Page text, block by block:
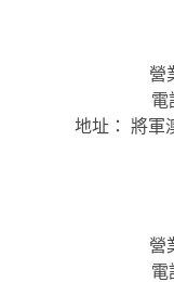
營
電
地址： 將軍
營
電